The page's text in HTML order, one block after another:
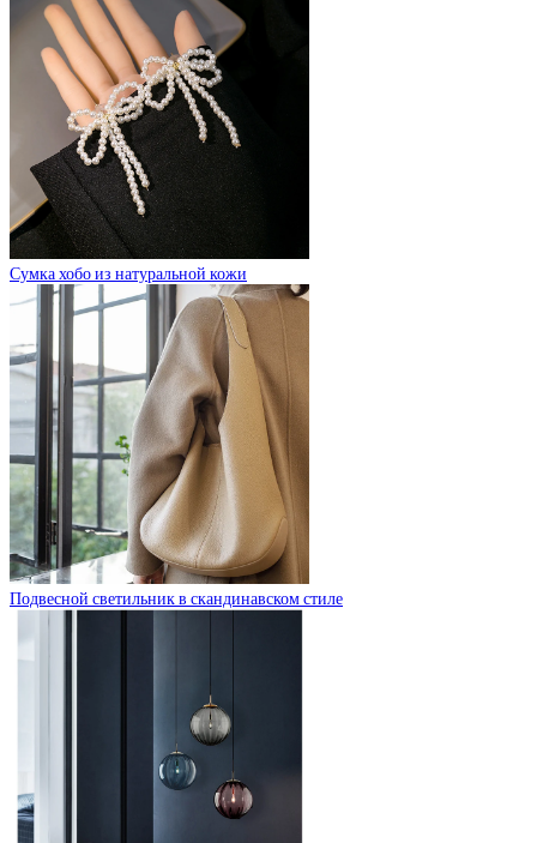
Сумка хобо из натуральной кожи
Подвесной светильник в скандинавском стиле